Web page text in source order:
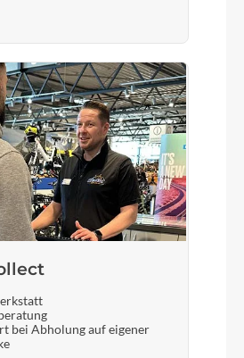
bis 28 Zähnen
Lenker
und leichter Lenker aus
gute Kontrolle über das Rad
hohem Rise für maximale
Breite: 560 mm
Farbe
Vibrant Yellow
Nabe
bei Abholung auf eigener